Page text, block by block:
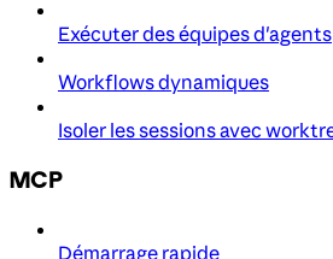
Exécuter des équipes d'agents
Workflows dynamiques
Isoler les sessions avec
MCP
Démarrage rapide